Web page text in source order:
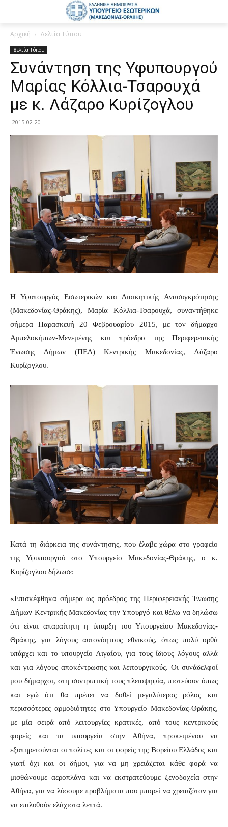
Αρχική Δελτία Τύπου
Δελτία Τύπου
Συνάντηση της Υφυπουργού
Μαρίας Κόλλια-Τσαρουχά
με κ. Λάζαρο Κυρίζογλου
2015-02-20
Η Υφυπουργός Εσωτερικών και Διοικητικής Ανασυγκρότησης
(Μακεδονίας-Θράκης), Μαρία Κόλλια-Τσαρουχά, συναντήθηκε
σήμερα Παρασκευή 20 Φεβρουαρίου 2015, με τον δήμαρχο
Αμπελοκήπων-Μενεμένης και πρόεδρο της Περιφερειακής
Ένωσης Δήμων (ΠΕΔ) Κεντρικής Μακεδονίας, Λάζαρο
Κυρίζογλου.
Κατά τη διάρκεια της συνάντησης, που έλαβε χώρα στο γραφείο
της Υφυπουργού στο Υπουργείο Μακεδονίας-Θράκης, ο κ.
Κυρίζογλου δήλωσε:
«Επισκέφθηκα σήμερα ως πρόεδρος της Περιφερειακής Ένωσης
Δήμων Κεντρικής Μακεδονίας την Υπουργό και θέλω να δηλώσω
ότι είναι απαραίτητη η ύπαρξη του Υπουργείου Μακεδονίας-
Θράκης, για λόγους αυτονόητους εθνικούς, όπως πολύ ορθά
υπάρχει και το υπουργείο Αιγαίου, για τους ίδιους λόγους αλλά
και για λόγους αποκέντρωσης και λειτουργικούς. Οι συνάδελφοί
μου δήμαρχοι, στη συντριπτική τους πλειοψηφία, πιστεύουν όπως
και εγώ ότι θα πρέπει να δοθεί μεγαλύτερος ρόλος και
περισσότερες αρμοδιότητες στο Υπουργείο Μακεδονίας-Θράκης,
με μία σειρά από λειτουργίες κρατικές, από τους κεντρικούς
φορείς και τα υπουργεία στην Αθήνα, προκειμένου να
εξυπηρετούνται οι πολίτες και οι φορείς της Βορείου Ελλάδος και
γιατί όχι και οι δήμοι, για να μη χρειάζεται κάθε φορά να
μισθώνουμε αεροπλάνα και να εκστρατεύουμε ξενοδοχεία στην
Αθήνα, για να λύσουμε προβλήματα που μπορεί να χρειαζόταν για
να επιλυθούν ελάχιστα λεπτά.